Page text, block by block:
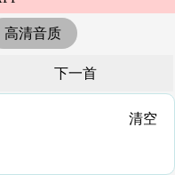
高清音质
下一首
清空